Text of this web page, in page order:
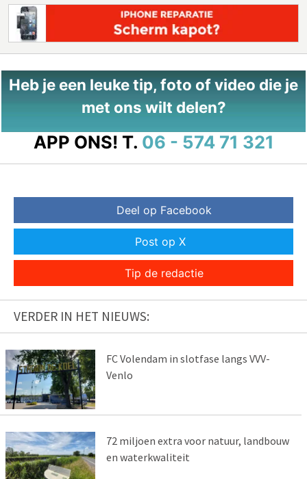
Heb je een leuke tip, foto of video die je
met ons wilt delen?
APP ONS! T. 06 - 574 71 321
Deel op Facebook
Post op X
Tip de redactie
VERDER IN HET NIEUWS:
FC Volendam in slotfase langs VVV-
Venlo
72 miljoen extra voor natuur, landbouw
en waterkwaliteit